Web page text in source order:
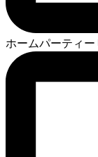
ホームパーティー